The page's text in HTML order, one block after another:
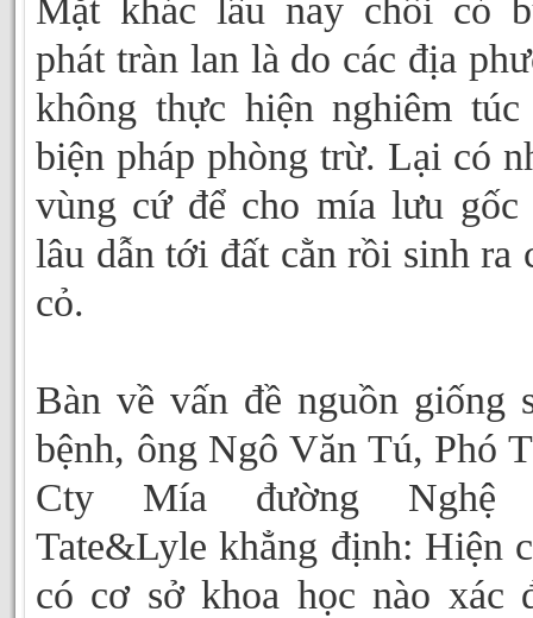
Mặt khác lâu nay chồi cỏ
phát tràn lan là do các địa
không thực hiện nghiêm túc
biện pháp phòng trừ. Lại có
vùng cứ để cho mía lưu gốc
lâu dẫn tới đất cằn rồi sinh ra
cỏ.
Bàn về vấn đề nguồn giống
bệnh, ông Ngô Văn Tú, Phó
Cty Mía đường Nghệ
Tate&Lyle khẳng định: Hiện
có cơ sở khoa học nào xác